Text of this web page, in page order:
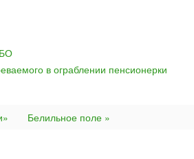
в ограблении пенсионерки
Белильное поле »